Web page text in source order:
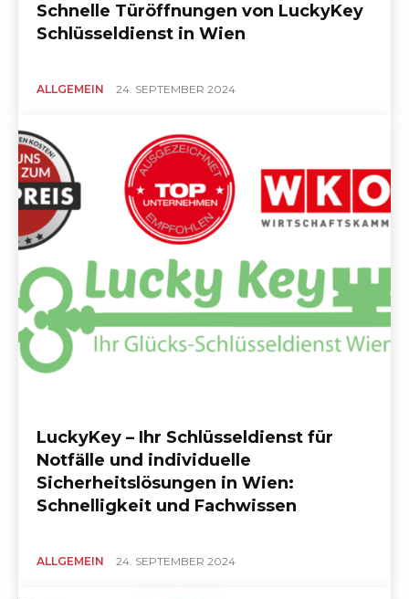
Schnelle Türöffnungen von LuckyKey
Schlüsseldienst in Wien
ALLGEMEIN 24. SEPTEMBER 2024
LuckyKey – Ihr Schlüsseldienst für
Notfälle und individuelle
Sicherheitslösungen in Wien:
Schnelligkeit und Fachwissen
ALLGEMEIN 24. SEPTEMBER 2024